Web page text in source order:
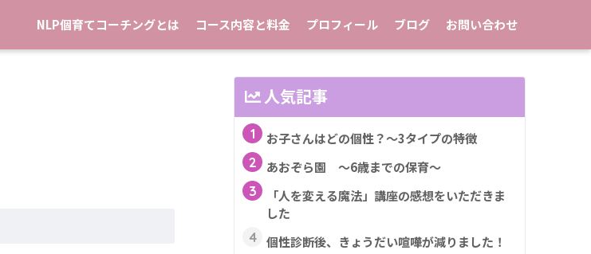
NLP個育てコーチングとは コース内容と料金 プロフィール ブログ お問い合わせ
人気記事
1 お子さんはどの個性？～3タイプの特徴
2 あおぞら園 ～6歳までの保育～
3
「人を変える魔法」講座の感想をいただきま
した
4 個性診断後、きょうだい喧嘩が減りました！